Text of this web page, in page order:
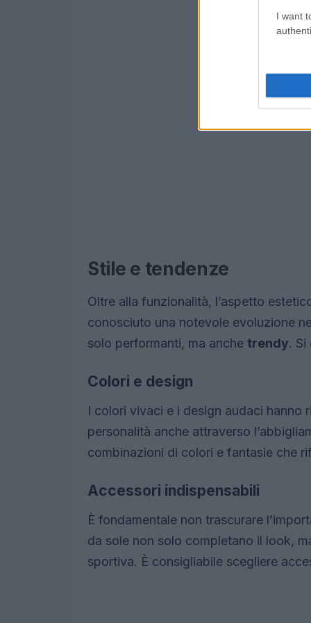
I want
Stile e tendenze
Oltre alla funzionalità, l’aspetto
conosciuto una notevole evoluzione
solo performanti, ma anche trendy. Si
Colori e design
I colori vivaci e i design audaci hanno
personalità anche attraverso
combinazioni di colori e fantasie che
Accessori indispensabili
È fondamentale non trascurare
da sole non solo completano il look,
sportiva. È consigliabile scegliere